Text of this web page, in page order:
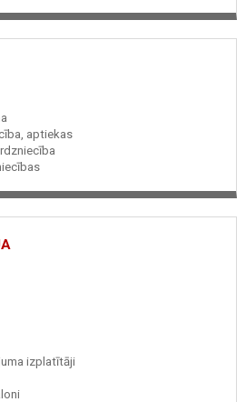
aptiekas
izplatītāji